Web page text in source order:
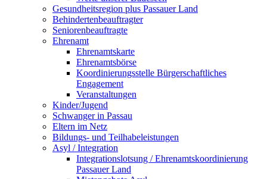
Gesundheitsregion plus Passauer Land
Behindertenbeauftragter
Seniorenbeauftragte
Ehrenamt
Ehrenamtskarte
Ehrenamtsbörse
Koordinierungsstelle Bürgerschaftliches
Engagement
Veranstaltungen
Kinder/Jugend
Schwanger in Passau
Eltern im Netz
Bildungs- und Teilhabeleistungen
Asyl / Integration
Integrationslotsung / Ehrenamtskoordinierung
Passauer Land